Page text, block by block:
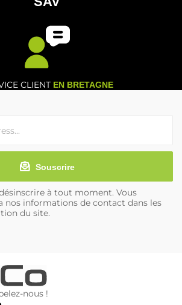
CLIENT EN BRETAGNE
Souscrire
à tout moment. Vous
nos informations de contact dans les
du site.
nous !